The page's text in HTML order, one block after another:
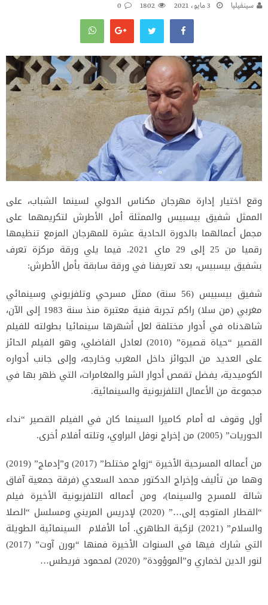
سينفيليا 3 مايو، 2021 1802
0
‬وقع اختيار إدارة مهرجان مكناس الدولي لسينما الشباب، على
الممثل شفيق بيسبيس والممثلة أمل الأطرش لتكريمهما على
مجمل أعمالهما بالدورة الحادية عشرة للمهرجان المزمع تنظيمها
رقميا من 25 إلى 29 ماي 2021. فيما يلي ورقة مركزة تعرف
بشفيق بيسبيس، بعد تعريفنا في ورقة سابقة بأمل الأطرش:
شفيق بيسبيس (56 سنة) ممثل مسرحي وتلفزيوني وسينمائي
مغربي (من سلا) راكم تجربة فنية معتبرة منذ سنة 1983 إلى الآن،
شاهدناه في أدوار مختلفة لعل أشهرها سينمائيا بطولته للفيلم
القصير “حياة قصيرة” (2010) لعادل الفاضلي، وهو الفيلم الحائز
على العديد من الجوائز داخل المغرب وخارجه، وإلى جانب أدواره
الكوميدية، يفضل تقمص أدوار الشر والمغامرات، التي ظهر بها في
مجموعة من الأعمال التلفزيونية والسينمائية.
أول وقوف له أمام كاميرا السينما كان في الفيلم القصير “نداء
الحوريات” (2005) من إخراج نوفل البراوي، وتلته أفلام أخرى.
من أعماله المسرحية الأخيرة “زواج مختلط” (2017) و”إدماج” (2019)
وهما من تأليف وإخراج الدكتور محمد السعدي (فرقة جمعية آفاق
شالة للمسرح والسينما)، ومن أعماله التلفزيونية الأخيرة فيلم
“القطار المتوجه إلى…” (2020) لإدريس المريني ومسلسل “الصلا
والسلام” (2021) لزكية الطاهري. أما الأفلام السينمائية الطويلة
التي شارك فيها في السنوات الأخيرة فمنها “بورن آوت” (2017)
لنور الدين لخماري و”الموؤودة” (2020) لمحمود فريطس…